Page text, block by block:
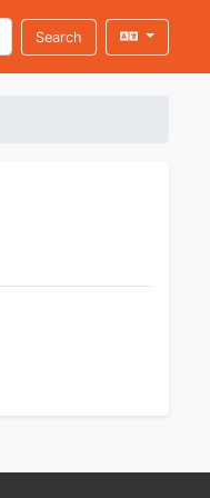
Search